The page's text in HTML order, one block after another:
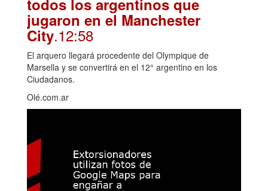
todos los argentinos que
jugaron en el Manchester
City.12:58
El arquero llegará procedente del Olympique de
Marsella y se convertirá en el 12° argentino en los
Ciudadanos.
Olé.com.ar